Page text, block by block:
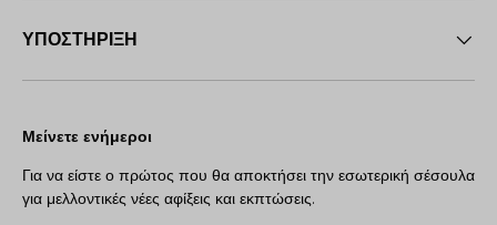
ΥΠΟΣΤΗΡΙΞΗ
Μείνετε ενήμεροι
Για να είστε ο πρώτος που θα αποκτήσει την εσωτερική σέσουλα
για μελλοντικές νέες αφίξεις και εκπτώσεις.